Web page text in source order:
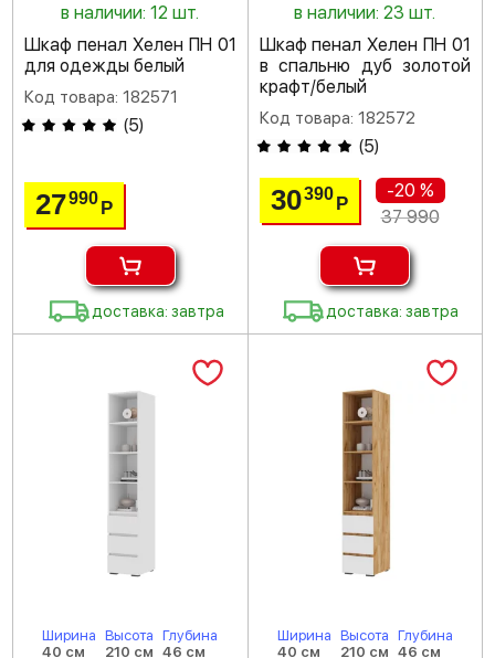
в наличии: 12 шт.
Шкаф пенал Хелен ПН 01
для одежды белый
Код товара: 182571
(5)
27990Р
доставка: завтра
в наличии: 23 шт.
Шкаф пенал Хелен ПН 01
в спальню дуб золотой
крафт/белый
Код товара: 182572
(5)
30390 Р
-20 %
37 990
доставка: завтра
Ширина
40 см
Высота
210 см
Глубина
46 см
Ширина
40 см
Высота
210 см
Глубина
46 см